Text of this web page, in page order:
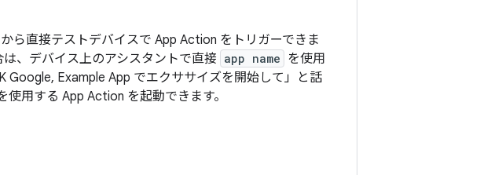
ら直接テストデバイスで App Action をトリガーできま
、デバイス上のアシスタントで直接 app name を使用
Google, Example App でエクササイズを開始して」と話
使用する App Action を起動できます。